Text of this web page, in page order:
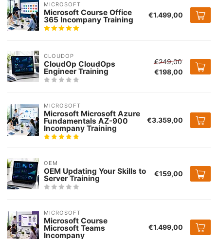
MICROSOFT
Microsoft Course Office
365 Incompany Training €1.499,00
CLOUDOP
CloudOp CloudOps
Engineer Training
€249,00
€198,00
MICROSOFT
Microsoft Microsoft Azure
Fundamentals AZ-900
Incompany Training
€3.359,00
OEM
OEM Updating Your Skills to
Server Training €159,00
MICROSOFT
Microsoft Course
Microsoft Teams
Incompany
€1.499,00